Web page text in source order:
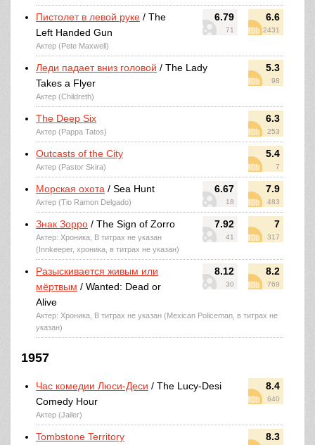
6.79
71
6.6
2431
Пистолет в левой руке / The
Left Handed Gun
Актер (Pete Maxwell)
5.3
98
Леди падает вниз головой / The Lady
Takes a Flyer
Актер (Childreth)
6.3
253
The Deep Six
Актер (Pappa Tatos)
5.4
7
Outcasts of the City
Актер (Pastor Skira)
6.67
18
7.9
483
Морская охота / Sea Hunt
Актер (Tio Ramon Delgado)
7.92
41
7
317
Знак Зорро / The Sign of Zorro
Актер: Хроника, В титрах не указан
(Innkeeper, хроника, в титрах не указан)
8.12
30
8.2
769
Разыскивается живым или
мёртвым / Wanted: Dead or
Alive
Актер: Хроника, В титрах не указан (Mexican Policeman, в титрах не
указан)
1957
8.4
640
Час комедии Люси-Деси / The Lucy-Desi
Comedy Hour
Актер (Jailer)
8.3
Tombstone Territory